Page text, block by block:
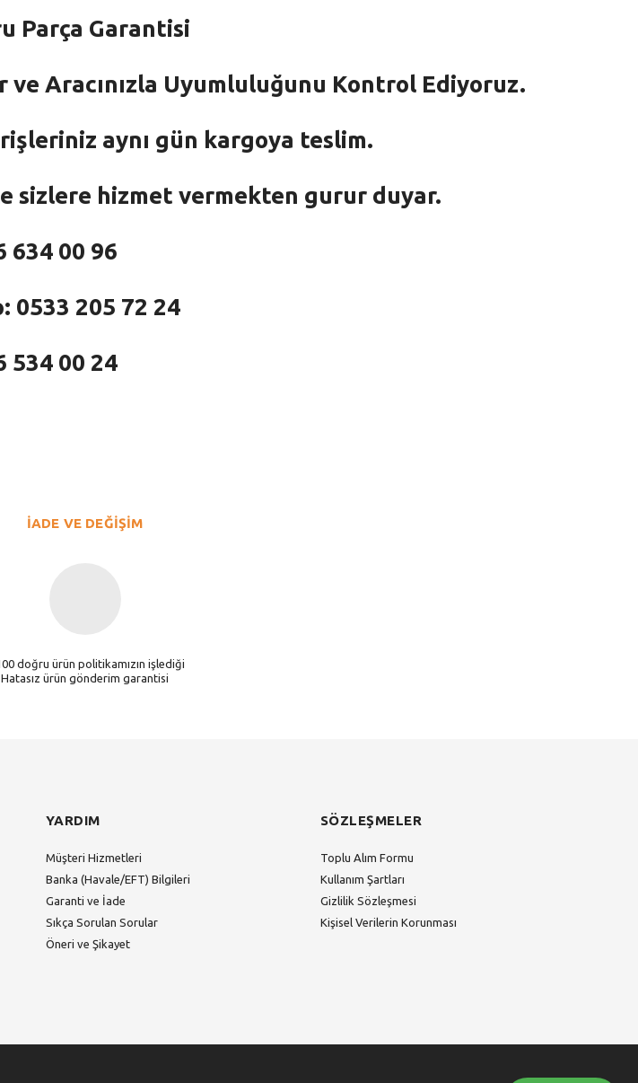
Parça Garantisi
Aracınızla Uyumluluğunu Kontrol Ediyoruz.
aynı gün kargoya teslim.
sizlere hizmet vermekten gurur duyar.
634 00 96
0533 205 72 24
534 00 24
İADE VE DEĞİŞİM
doğru ürün politikamızın işlediği
Hatasız ürün gönderim garantisi
YARDIM
Müşteri Hizmetleri
Banka (Havale/EFT) Bilgileri
Garanti ve İade
Sıkça Sorulan Sorular
Öneri ve Şikayet
SÖZLEŞMELER
Toplu Alım Formu
Kullanım Şartları
Gizlilik Sözleşmesi
Kişisel Verilerin Korunması